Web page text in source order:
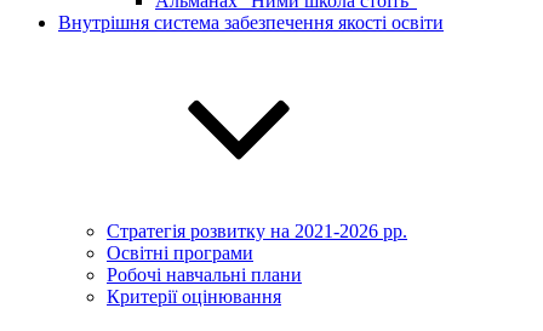
Внутрішня система забезпечення якості освіти
Стратегія розвитку на 2021-2026 рр.
Освітні програми
Робочі навчальні плани
Критерії оцінювання